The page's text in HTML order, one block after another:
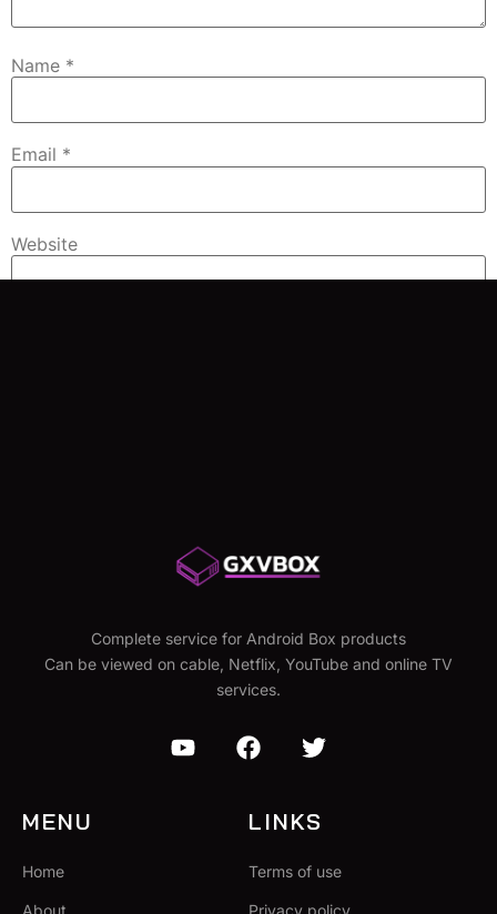
Name *
Email *
Website
Complete service for Android Box products
Can be viewed on cable, Netflix, YouTube and online TV
services.
MENU
Home
About
LINKS
Terms of use
Privacy policy